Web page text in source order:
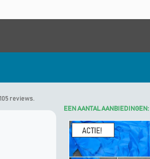
reviews.
Marinusgeeft
EEN AANTAL AANBIEDINGEN: